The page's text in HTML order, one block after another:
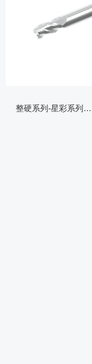
整硬系列-星彩系列铝合金铣刀-圆角铣刀